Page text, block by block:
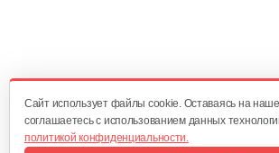
Cайт использует файлы cookie. Оставаясь на
соглашаетесь с использованием данных
политикой конфиденциальности.